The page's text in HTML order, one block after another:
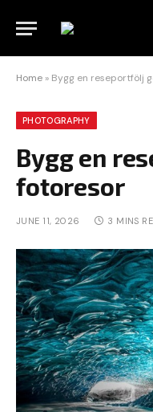
Home » Bygg en reseportfölj
PHOTOGRAPHY
Bygg en
fotoresor
JUNE 11, 2026 3 MINS